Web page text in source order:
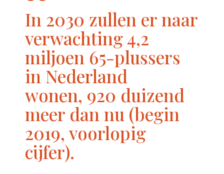
In 2030 zullen er naar
verwachting 4,2
miljoen 65-plussers
in Nederland
wonen, 920 duizend
meer dan nu (begin
2019, voorlopig
cijfer).